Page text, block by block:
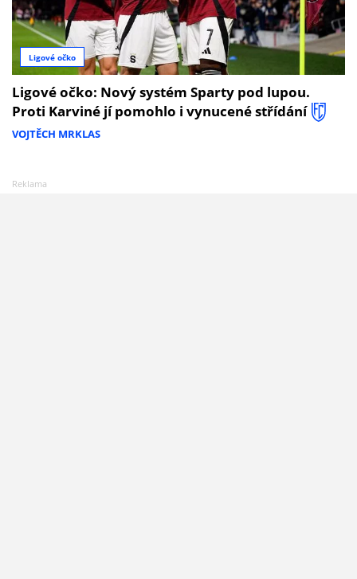
Ligové očko
Ligové očko: Nový systém Sparty pod lupou.
Proti Karviné jí pomohlo i vynucené střídání
VOJTĚCH MRKLAS